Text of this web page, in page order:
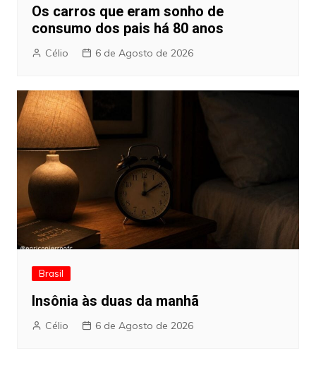
Os carros que eram sonho de
consumo dos pais há 80 anos
Célio 6 de Agosto de 2026
Brasil
Insônia às duas da manhã
Célio 6 de Agosto de 2026